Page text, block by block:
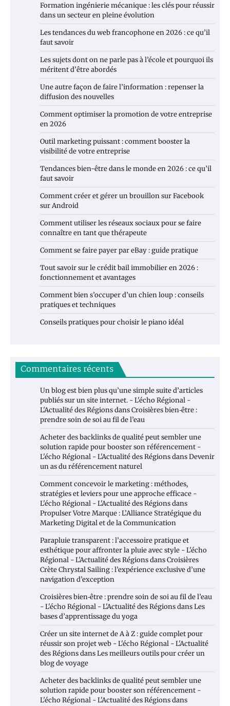
Formation ingénierie mécanique : les clés pour réussir
dans un secteur en pleine évolution
Les tendances du web francophone en 2026 : ce qu’il
faut savoir
Les sujets dont on ne parle pas à l’école et pourquoi ils
méritent d’être abordés
Une autre façon de faire l’information : repenser la
diffusion des nouvelles
Comment optimiser la promotion de votre entreprise
en 2026
Outil marketing puissant : comment booster la
visibilité de votre entreprise
Tendances bien-être dans le monde en 2026 : ce qu’il
faut savoir
Comment créer et gérer un brouillon sur Facebook
sur Android
Comment utiliser les réseaux sociaux pour se faire
connaître en tant que thérapeute
Comment se faire payer par eBay : guide pratique
Tout savoir sur le crédit bail immobilier en 2026 :
fonctionnement et avantages
Comment bien s’occuper d’un chien loup : conseils
pratiques et techniques
Conseils pratiques pour choisir le piano idéal
Commentaires récents
Un blog est bien plus qu’une simple suite d’articles
publiés sur un site internet. - L'écho Régional -
L'Actualité des RégionsdansCroisières bien‑être :
prendre soin de soi au fil de l’eau
Acheter des backlinks de qualité peut sembler une
solution rapide pour booster son référencement -
L'écho Régional - L'Actualité des RégionsdansDevenir
un as du référencement naturel
Comment concevoir le marketing : méthodes,
stratégies et leviers pour une approche efficace -
L'écho Régional - L'Actualité des Régionsdans
Propulser Votre Marque : L’Alliance Stratégique du
Marketing Digital et de la Communication
Parapluie transparent : l’accessoire pratique et
esthétique pour affronter la pluie avec style - L'écho
Régional - L'Actualité des RégionsdansCroisières
Crète Chrystal Sailing : l’expérience exclusive d’une
navigation d’exception
Croisières bien‑être : prendre soin de soi au fil de l’eau
- L'écho Régional - L'Actualité des RégionsdansLes
bases d’apprentissage du yoga
Créer un site internet de A à Z : guide complet pour
réussir son projet web - L'écho Régional - L'Actualité
des RégionsdansLes meilleurs outils pour créer un
blog de voyage
Acheter des backlinks de qualité peut sembler une
solution rapide pour booster son référencement -
L'écho Régional - L'Actualité des Régionsdans